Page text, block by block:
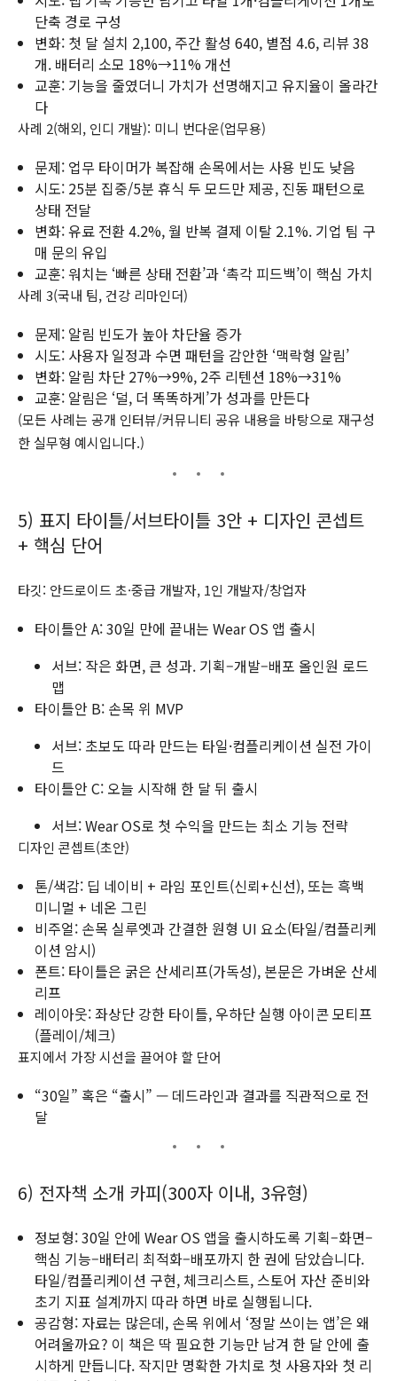
단축 경로 구성
변화: 첫 달 설치 2,100, 주간 활성 640, 별점 4.6, 리뷰 38
개. 배터리 소모 18%→11% 개선
교훈: 기능을 줄였더니 가치가 선명해지고 유지율이 올라간
다
사례 2(해외, 인디 개발): 미니 번다운(업무용)
문제: 업무 타이머가 복잡해 손목에서는 사용 빈도 낮음
시도: 25분 집중/5분 휴식 두 모드만 제공, 진동 패턴으로
상태 전달
변화: 유료 전환 4.2%, 월 반복 결제 이탈 2.1%. 기업 팀 구
매 문의 유입
교훈: 워치는 ‘빠른 상태 전환’과 ‘촉각 피드백’이 핵심 가치
사례 3(국내 팀, 건강 리마인더)
문제: 알림 빈도가 높아 차단율 증가
시도: 사용자 일정과 수면 패턴을 감안한 ‘맥락형 알림’
변화: 알림 차단 27%→9%, 2주 리텐션 18%→31%
교훈: 알림은 ‘덜, 더 똑똑하게’가 성과를 만든다
(모든 사례는 공개 인터뷰/커뮤니티 공유 내용을 바탕으로 재구성
한 실무형 예시입니다.)
5) 표지 타이틀/서브타이틀 3안 + 디자인 콘셉트
+ 핵심 단어
타깃: 안드로이드 초·중급 개발자, 1인 개발자/창업자
타이틀안 A: 30일 만에 끝내는 Wear OS 앱 출시
서브: 작은 화면, 큰 성과. 기획–개발–배포 올인원 로드
맵
타이틀안 B: 손목 위 MVP
서브: 초보도 따라 만드는 타일·컴플리케이션 실전 가이
드
타이틀안 C: 오늘 시작해 한 달 뒤 출시
서브: Wear OS로 첫 수익을 만드는 최소 기능 전략
디자인 콘셉트(초안)
톤/색감: 딥 네이비 + 라임 포인트(신뢰+신선), 또는 흑백
미니멀 + 네온 그린
비주얼: 손목 실루엣과 간결한 원형 UI 요소(타일/컴플리케
이션 암시)
폰트: 타이틀은 굵은 산세리프(가독성), 본문은 가벼운 산세
리프
레이아웃: 좌상단 강한 타이틀, 우하단 실행 아이콘 모티프
(플레이/체크)
표지에서 가장 시선을 끌어야 할 단어
“30일” 혹은 “출시” — 데드라인과 결과를 직관적으로 전
달
6) 전자책 소개 카피(300자 이내, 3유형)
정보형: 30일 안에 Wear OS 앱을 출시하도록 기획–화면–
핵심 기능–배터리 최적화–배포까지 한 권에 담았습니다.
타일/컴플리케이션 구현, 체크리스트, 스토어 자산 준비와
초기 지표 설계까지 따라 하면 바로 실행됩니다.
공감형: 자료는 많은데, 손목 위에서 ‘정말 쓰이는 앱’은 왜
어려울까요? 이 책은 딱 필요한 기능만 남겨 한 달 안에 출
시하게 만듭니다. 작지만 명확한 가치로 첫 사용자와 첫 리